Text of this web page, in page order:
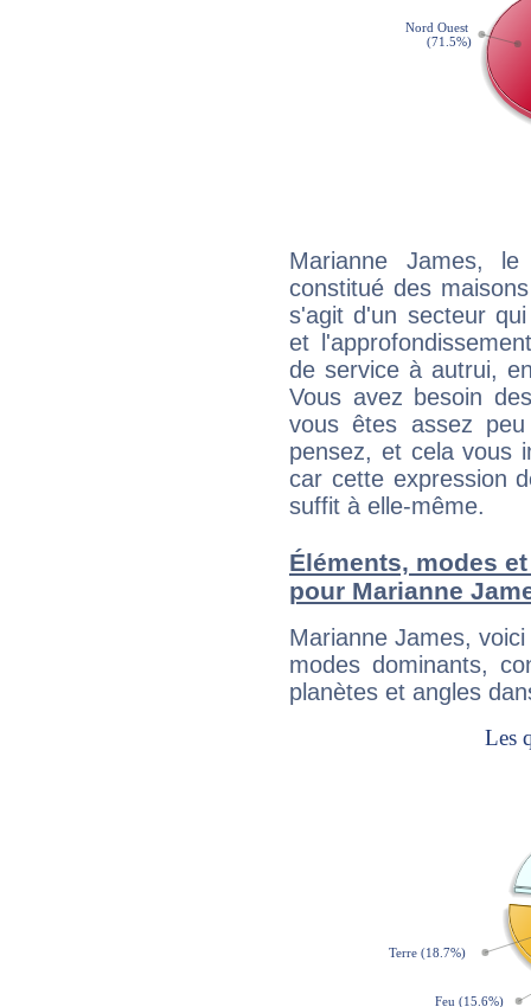
Marianne James,
constitué des
s'agit d'un secteur
et
de service à autrui,
Vous avez besoin
vous êtes assez
pensez, et cela vous
car cette expression
suffit à elle-même.
Éléments, modes
pour Marianne
Marianne James,
modes dominants,
planètes et angles